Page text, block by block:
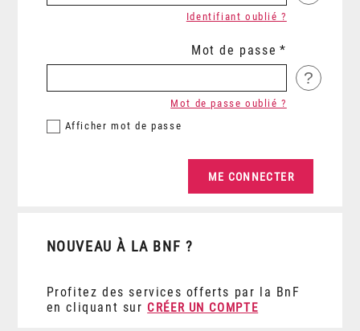
Identifiant oublié ?
Mot de passe
?
Afficher mot de passe
Mot de passe oublié ?
NOUVEAU À LA BNF ?
Profitez des services offerts par la BnF
en cliquant sur CRÉER UN COMPTE